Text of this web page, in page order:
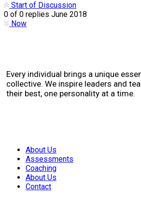
Start of Discussion
0 of 0 replies June 2018
Now
Every individual brings a unique
collective. We inspire leaders and
their best, one personality at a time.
About Us
Assessments
Coaching
About Us
Contact